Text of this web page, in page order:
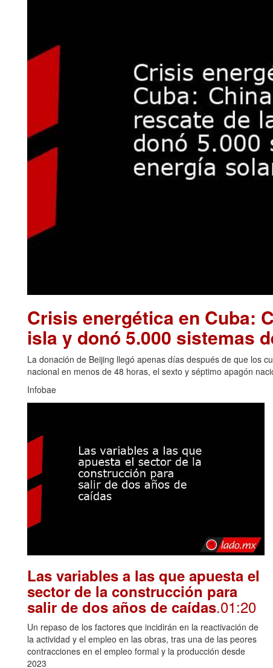
Crisis energética en Cuba:
isla y donó 5.000 sistemas
La donación de Beijing llegó apenas días después de que los
nacional en menos de 48 horas, el sexto y séptimo apagón
Infobae
Las variables a las que apuesta el
sector de la construcción para
salir de dos años de caídas.01:20
Un repaso de los factores que incidirán en la reactivación de
la actividad y el empleo en las obras, tras una de las peores
contracciones en el empleo formal y la producción desde
2023